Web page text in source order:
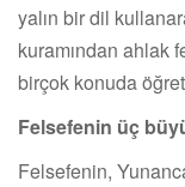
yalın bir dil
kuramından ahlak
birçok konuda
Felsefenin üç
Felsefenin,